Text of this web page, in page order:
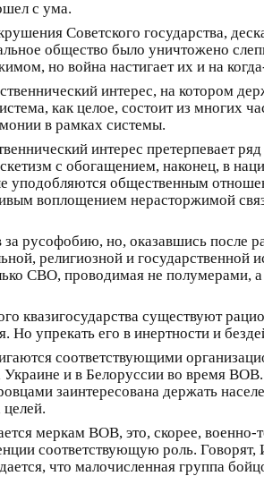
с ума.
Советского государства,
общество было уничтожено
но война настигает их и на
интерес, на котором
как целое, состоит из многих
в рамках системы.
интерес претерпевает
с обогащением, наконец, в
уподобляются общественным
воплощением нерасторжимой
русофобию, но, оказавшись после
религиозной и государственной
СВО, проводимая не полумерами,
квазигосударства существуют
упрекать его в инертности и
соответствующими
и в Белоруссии во время
заинтересована держать
меркам ВОВ, это, скорее, военно-
соответствующую роль.
что малочисленная группа